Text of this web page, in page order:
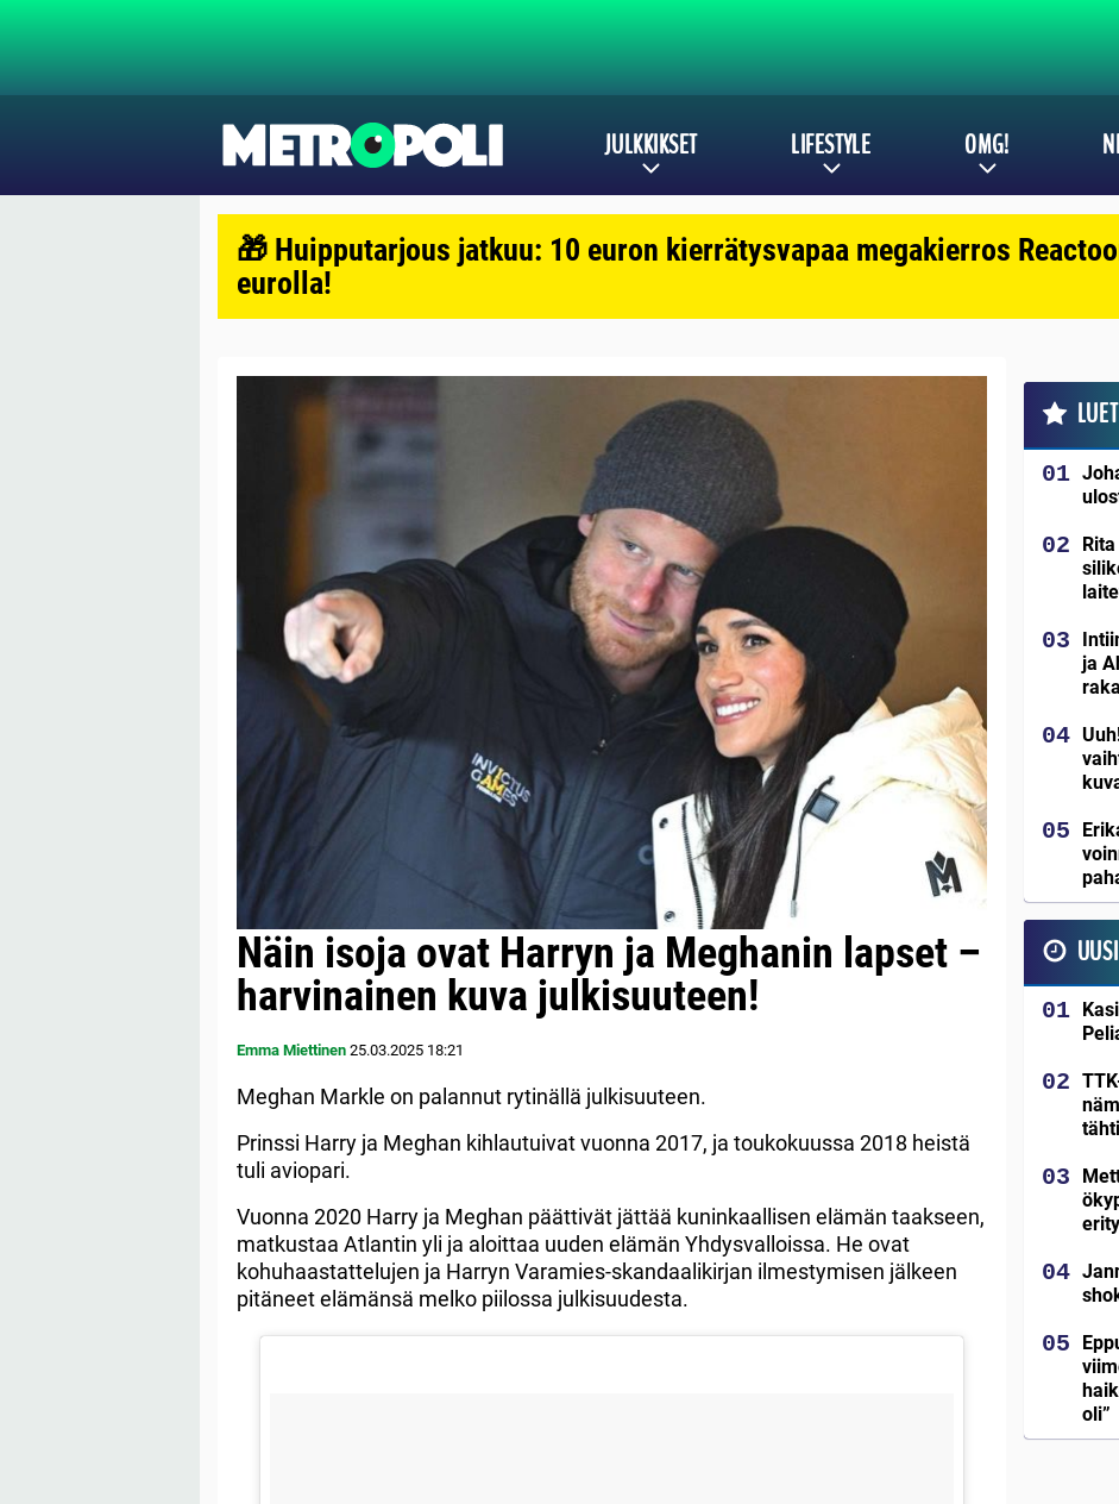
JULKKIKSET LIFESTYLE OMG!
🎁 Huipputarjous jatkuu: 10 euron kierrätysvapaa megakierros
eurolla!
Näin isoja ovat Harryn ja Meghanin lapset –
harvinainen kuva julkisuuteen!
Emma Miettinen 25.03.2025 18:21
Meghan Markle on palannut rytinällä julkisuuteen.
Prinssi Harry ja Meghan kihlautuivat vuonna 2017, ja toukokuussa 2018 heistä
tuli aviopari.
Vuonna 2020 Harry ja Meghan päättivät jättää kuninkaallisen elämän taakseen,
matkustaa Atlantin yli ja aloittaa uuden elämän Yhdysvalloissa. He ovat
kohuhaastattelujen ja Harryn Varamies-skandaalikirjan ilmestymisen jälkeen
pitäneet elämänsä melko piilossa julkisuudesta.
ja
oli”